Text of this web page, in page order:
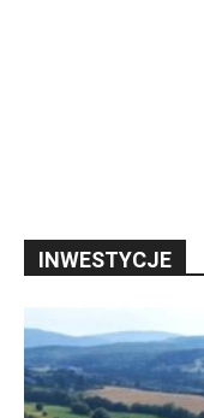
INWESTYCJE